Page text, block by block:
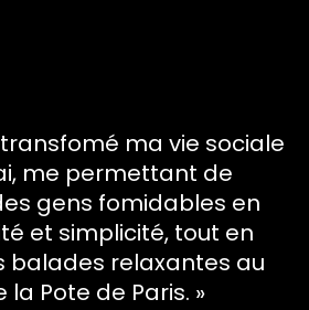
transfomé ma vie sociale
me permettant de
gens fomidables en
et simplicité, tout en
balades relaxantes au
la Pote de Paris. »